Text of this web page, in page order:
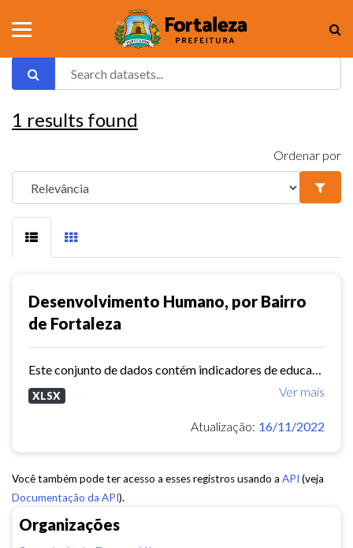
Organizações
1 results found
Ordenar por
Desenvolvimento Humano, por Bairro
de Fortaleza
Ver mais
XLSX
Atualização: 16/11/2022
Você também pode ter acesso a esses registros usando a API (veja
Documentação da API).